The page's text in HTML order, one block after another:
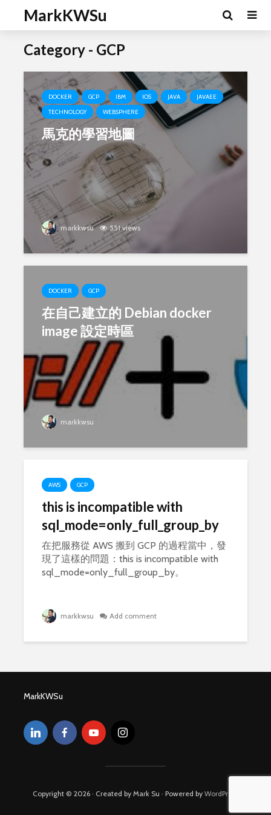
MarkKWSu
Category - GCP
DOCKER GCP IBM IOS JAVA
JAVAEE
TECHNOLOGY
WEBSPHERE
馬克的學習地圖
markkwsu 551 views
DOCKER GCP
在自己建立的 Debian docker
image 設定時區
markkwsu
AWS GCP
this is incompatible with
sql_mode=only_full_group_by
在把服務從 AWS 搬到 GCP 的過程當中，發
現了這樣的問題：this is incompatible with
sql_mode=only_full_group_by。
markkwsu Add comment
MarkKWSu
Copyright © 2026 · Created by Mark Su · Powered by WordPress